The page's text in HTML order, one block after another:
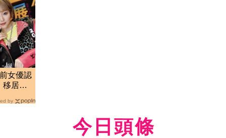
女優認
移居香
by
今日頭條